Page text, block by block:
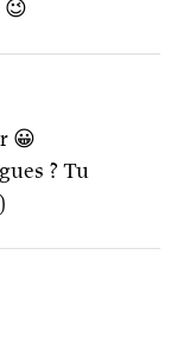
😉
😀
? Tu